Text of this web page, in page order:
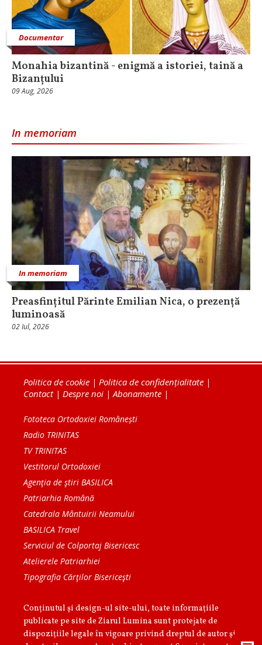
Documentar
Monahia bizantină - enigmă a istoriei, taină a
Bizanțului
09 Aug, 2026
In memoriam
In memoriam
Preasfințitul Părinte Emilian Nica, o prezență
luminoasă
02 Iul, 2026
Politica de cookie | Politica de confidențialitate |
Contact| Despre noi |Abonamente |
Fototeca Ortodoxiei Românești
Radio TRINITAS
TV TRINITAS
Vestitorul Ortodoxiei
Agenţia de ştiri BASILICA
Patriarhia Română
Catedrala Mântuirii Neamului
BASILICA Travel
Serviciul de Colportaj Bisericesc
Atelierele Patriarhiei
Tipografia Cărţilor Bisericeşti
Conținutul și design-ul site-ului, toate informaţiile
publicate pe site de Ziarul Lumina sunt protejate de
dispoziţiile legale în vigoare privind dreptul de autor şi